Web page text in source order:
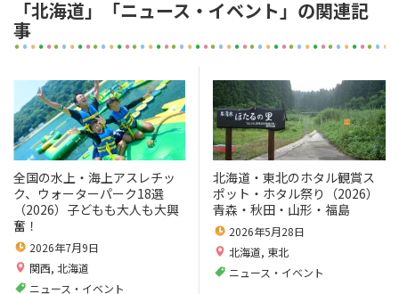
「北海道」「ニュース・イベント」の関連記
事
全国の水上・海上アスレチッ
ク、ウォーターパーク18選
（2026）子どもも大人も大興
奮！
2026年7月9日
関西, 北海道
ニュース・イベント
北海道・東北のホタル観賞ス
ポット・ホタル祭り（2026）
青森・秋田・山形・福島
2026年5月28日
北海道, 東北
ニュース・イベント